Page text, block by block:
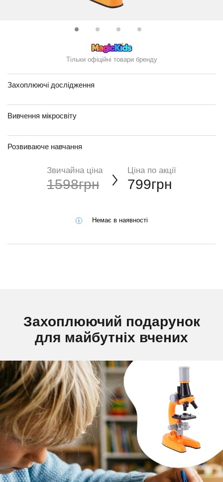
Тільки офіційні товари бренду
Захоплюючі дослідження
Вивчення мікросвіту
Розвиваюче навчання
Звичайна ціна
1598грн
Ціна по акції
799грн
Немає в наявності
Захоплюючий подарунок
для майбутніх вчених